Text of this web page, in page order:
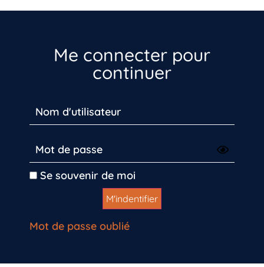
Me connecter pour
continuer
Se souvenir de moi
Mot de passe oublié